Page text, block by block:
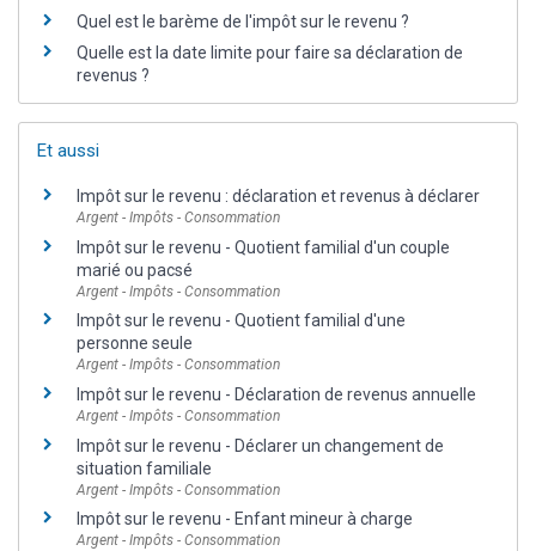
Quel est le barème de l'impôt sur le revenu ?
Quelle est la date limite pour faire sa déclaration de
revenus ?
Et aussi
Impôt sur le revenu : déclaration et revenus à déclarer
Argent - Impôts - Consommation
Impôt sur le revenu - Quotient familial d'un couple
marié ou pacsé
Argent - Impôts - Consommation
Impôt sur le revenu - Quotient familial d'une
personne seule
Argent - Impôts - Consommation
Impôt sur le revenu - Déclaration de revenus annuelle
Argent - Impôts - Consommation
Impôt sur le revenu - Déclarer un changement de
situation familiale
Argent - Impôts - Consommation
Impôt sur le revenu - Enfant mineur à charge
Argent - Impôts - Consommation